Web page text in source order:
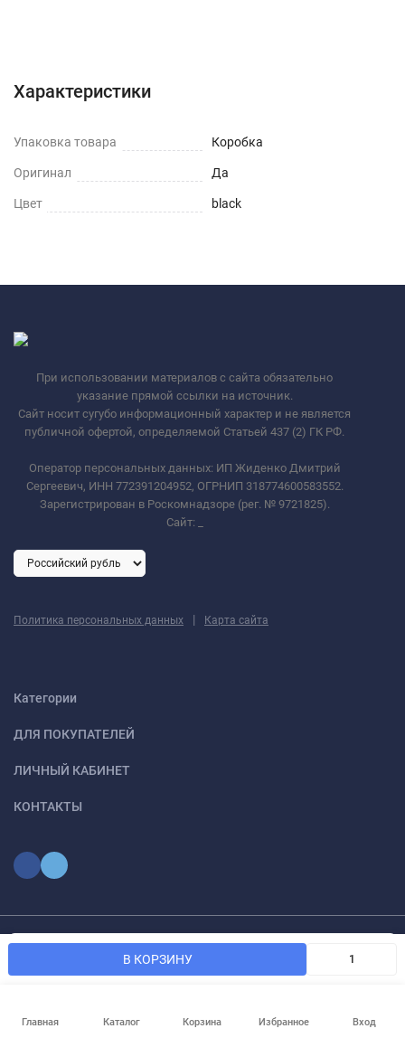
В КОРЗИНУ
Характеристики
Упаковка товара Коробка
Оригинал Да
Цвет black
При использовании материалов с сайта обязательно
указание прямой ссылки на источник.
Сайт носит сугубо информационный характер и не является
публичной офертой, определяемой Статьей 437 (2) ГК РФ.
Оператор персональных данных: ИП Жиденко Дмитрий
Сергеевич, ИНН 772391204952, ОГРНИП 318774600583552.
Зарегистрирован в Роскомнадзоре (рег. № 9721825).
Сайт:
Политика персональных данных | Карта сайта
Категории
ДЛЯ ПОКУПАТЕЛЕЙ
ЛИЧНЫЙ КАБИНЕТ
КОНТАКТЫ
Главная Каталог Корзина Избранное Вход